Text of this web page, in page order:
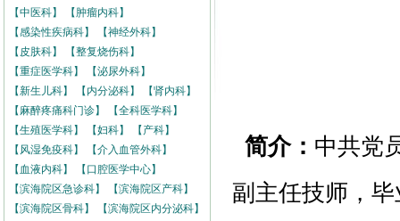
【中医科】
【肿瘤内科】
【感染性疾病科】
【神经外科】
【皮肤科】
【整复烧伤科】
【重症医学科】
【泌尿外科】
【新生儿科】
【内分泌科】
【肾内科】
【麻醉疼痛科门诊】
【全科医学科】
【生殖医学科】
【妇科】
【产科】
【风湿免疫科】
【介入血管外科】
【血液内科】
【口腔医学中心】
【滨海院区急诊科】
【滨海院区产科】
【滨海院区骨科】
【滨海院区内分泌科】
简介： 中共党
副主任技师，